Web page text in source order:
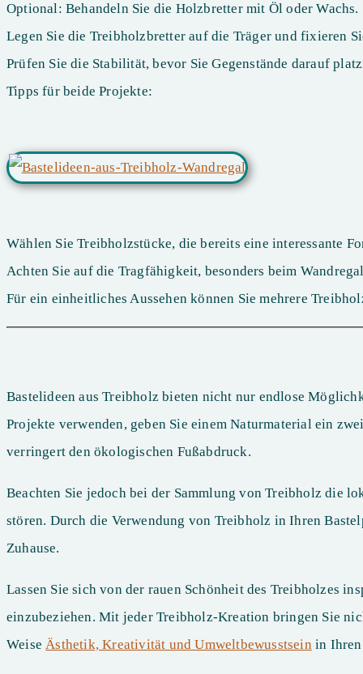
Optional: Behandeln Sie die Holzbretter mit Öl oder Wachs.
Legen Sie die Treibholzbretter auf die Träger und fixieren
Prüfen Sie die Stabilität, bevor Sie Gegenstände darauf
Tipps für beide Projekte:
Wählen Sie Treibholzstücke, die bereits eine interessante
Achten Sie auf die Tragfähigkeit, besonders beim
Für ein einheitliches Aussehen können Sie mehrere
Bastelideen aus Treibholz bieten nicht nur endlose
Projekte verwenden, geben Sie einem Naturmaterial ein
verringert den ökologischen Fußabdruck.
Beachten Sie jedoch bei der Sammlung von Treibholz die
stören. Durch die Verwendung von Treibholz in Ihren
Zuhause.
Lassen Sie sich von der rauen Schönheit des Treibholzes
einzubeziehen. Mit jeder Treibholz-Kreation bringen Sie
Weise Ästhetik, Kreativität und Umweltbewusstsein in